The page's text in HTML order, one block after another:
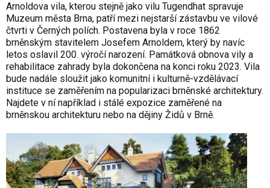
Arnoldova vila, kterou stejně jako vilu Tugendhat spravuje
Muzeum města Brna, patří mezi nejstarší zástavbu ve vilové
čtvrti v Černých polích. Postavena byla v roce 1862
brněnským stavitelem Josefem Arnoldem, který by navíc
letos oslavil 200. výročí narození. Památková obnova vily a
rehabilitace zahrady byla dokončena na konci roku 2023. Vila
bude nadále sloužit jako komunitní i kulturně-vzdělávací
instituce se zaměřením na popularizaci brněnské architektury.
Najdete v ní například i stálé expozice zaměřené na
brněnskou architekturu nebo na dějiny Židů v Brně.